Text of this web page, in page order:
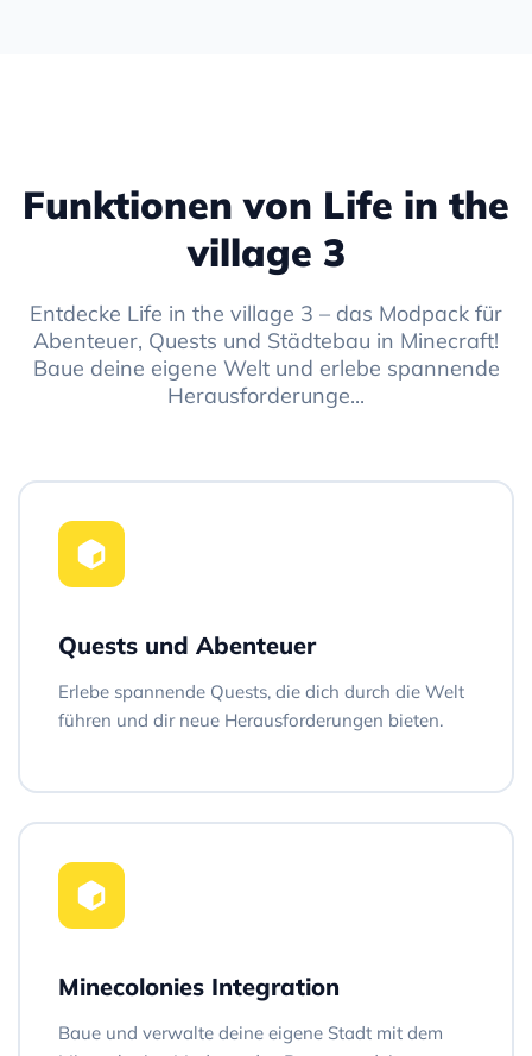
Funktionen von Life in the
village 3
Entdecke Life in the village 3 – das Modpack für
Abenteuer, Quests und Städtebau in Minecraft!
Baue deine eigene Welt und erlebe spannende
Herausforderunge...
Quests und Abenteuer
Erlebe spannende Quests, die dich durch die Welt
führen und dir neue Herausforderungen bieten.
Minecolonies Integration
Baue und verwalte deine eigene Stadt mit dem